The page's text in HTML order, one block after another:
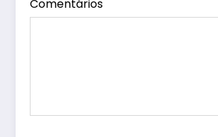
Comentários